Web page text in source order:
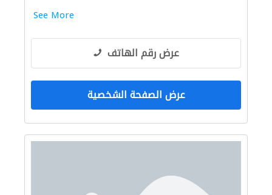
See More
عرض رقم الهاتف
عرض الصفحة الشخصية